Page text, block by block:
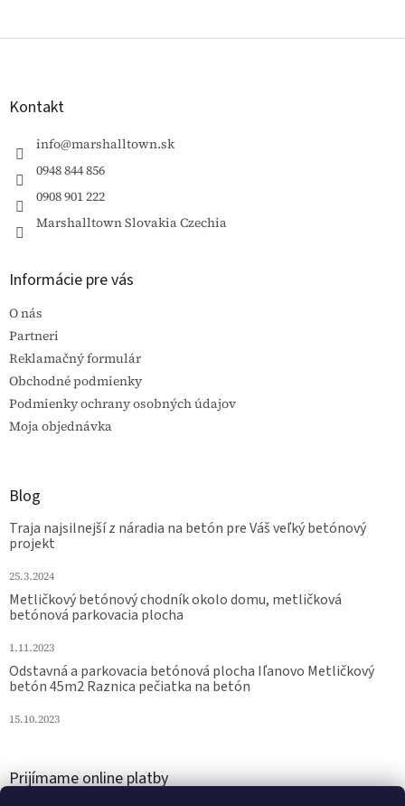
Z
Kontakt
info@marshalltown.sk
0948 844 856
0908 901 222
Marshalltown Slovakia Czechia
Informácie pre vás
O nás
Partneri
Reklamačný formulár
Obchodné podmienky
Podmienky ochrany osobných údajov
Moja objednávka
Blog
Traja najsilnejší z náradia na betón pre Váš veľký betónový
projekt
25.3.2024
Metličkový betónový chodník okolo domu, metličková
betónová parkovacia plocha
1.11.2023
Odstavná a parkovacia betónová plocha Iľanovo Metličkový
betón 45m2 Raznica pečiatka na betón
15.10.2023
Prijímame online platby